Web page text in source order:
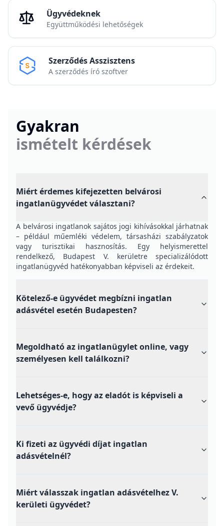
Ügyvédeknek
Együttműködési lehetőségek
Szerződés Asszisztens
A szerződés író szoftver
Gyakran
ismételt kérdések
Miért érdemes kifejezetten belvárosi
ingatlanügyvédet választani?
A belvárosi ingatlanok sajátos jogi kihívásokkal járhatnak
– például műemléki védelem, társasházi szabályzatok
vagy turisztikai hasznosítás. Egy helyismerettel
rendelkező, Budapest V. kerületre specializálódott
ingatlanügyvéd hatékonyabban képviseli az érdekeit.
Kötelező-e ügyvédet megbízni ingatlan
adásvétel esetén Budapesten?
Megoldható az ingatlanügylet online, vagy
személyesen kell találkozni?
Lehetséges-e, hogy az eladót is képviseli a
vevő ügyvédje?
Ki fizeti az ügyvédi díjat ingatlan
adásvételnél?
Miért válasszak ingatlan adásvételhez V.
kerületi ügyvédet?